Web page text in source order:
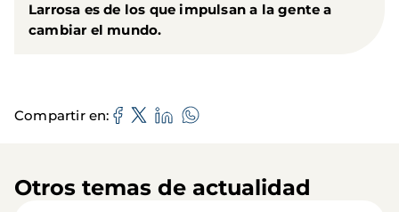
Larrosa es de los que impulsan a la gente a
cambiar el mundo.
Compartir en
Otros temas de actualidad